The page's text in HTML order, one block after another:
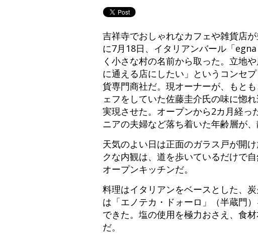
吉祥寺でおしゃれなカフェや雑貨店
に7月18日、イタリアンバール「
く小さな村の名前から取った。立地
に通える店にしたい」というコンセ
貨専門商社だ。現オーナーが、もと
ェフをしていた佐藤圭介氏の味に惚
実現させた。オープンから2カ月経
ニアの夫婦など落ち着いた年齢層が
天気のよい日は正面のガラス戸が開
クな内観は、道を歩いているだけで
オープンキッチンだ。
料理はイタリアンをベースとした、
は「エノテカ・ドォーロ」（半蔵門
できた。塩の使用を極力おさえ、食
だ。